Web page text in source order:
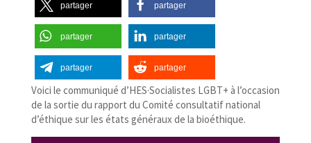
partager partager
partager partager
partager partager
Voici le communiqué d’HES·Socialistes LGBT+ à l’occasion
de la sortie du rapport du Comité consultatif national
d’éthique sur les états généraux de la bioéthique.